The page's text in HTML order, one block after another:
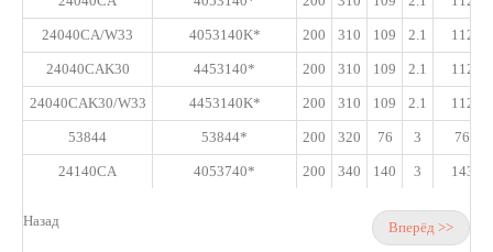
24040CA/W33 4053140K* 200 310 109 2.1 1120
24040CAK30 4453140* 200 310 109 2.1 1120
24040CAK30/W33 4453140K* 200 310 109 2.1 1120
53844 53844* 200 320 76 3 765
24140CA 4053740* 200 340 140 3 1430
Назад Вперёд >>